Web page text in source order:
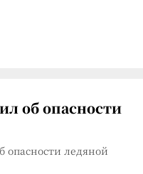
об опасности
опасности ледяной